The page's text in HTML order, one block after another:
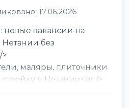
17.06.2026
новые вакансии на
Нетании без
маляры, плиточники
в Нетании<br />
горничные, уборщи...